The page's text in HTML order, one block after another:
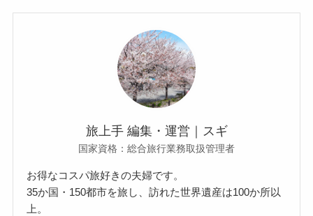
旅上手 編集・運営｜スギ
国家資格：総合旅行業務取扱管理者
お得なコスパ旅好きの夫婦です。
35か国・150都市を旅し、訪れた世界遺産は100か所以
上。